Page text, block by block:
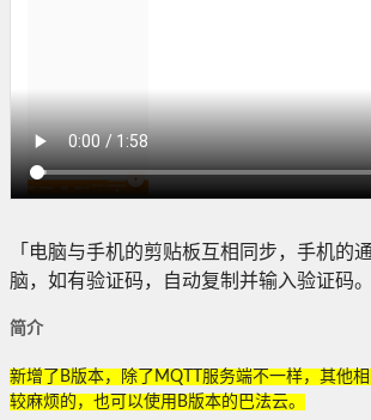
「电脑与手机的剪贴板互相同步，手机的
脑，如有验证码，自动复制并输入验证码。
简介
新增了B版本，除了MQTT服务端不一样，其他
较麻烦的，也可以使用B版本的巴法云。